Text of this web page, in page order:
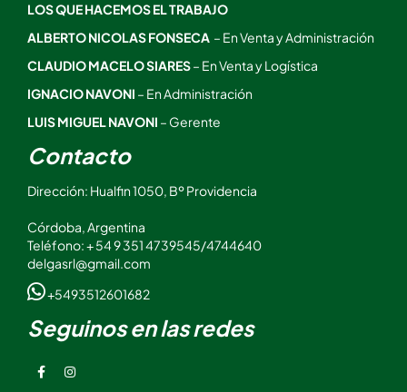
LOS QUE HACEMOS EL TRABAJO
ALBERTO NICOLAS FONSECA – En Venta y Administración
CLAUDIO MACELO SIARES– En Venta y Logística
IGNACIO NAVONI – En Administración
LUIS MIGUEL NAVONI – Gerente
Contacto
Dirección: Hualfin 1050, Bº Providencia
Córdoba, Argentina
Teléfono: + 54 9 351 4739545/4744640
delgasrl@gmail.com
+5493512601682
Seguinos en las redes